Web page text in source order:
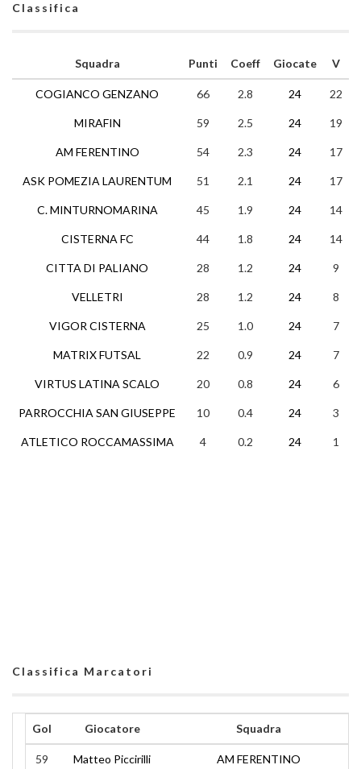
Classifica
Squadra
COGIANCO GENZANO
MIRAFIN
AM FERENTINO
ASK POMEZIA LAURENTUM
C. MINTURNOMARINA
CISTERNA FC
CITTA DI PALIANO
VELLETRI
VIGOR CISTERNA
MATRIX FUTSAL
VIRTUS LATINA SCALO
PARROCCHIA SAN GIUSEPPE
ATLETICO ROCCAMASSIMA
Punti Coeff Giocate V
66 2.8 24 22
59 2.5 24 19
54 2.3 24 17
51 2.1 24 17
45 1.9 24 14
44 1.8 24 14
28 1.2 24 9
28 1.2 24 8
25 1.0 24 7
22 0.9 24 7
20 0.8 24 6
10 0.4 24 3
4 0.2 24 1
Classifica Marcatori
Gol Giocatore Squadra
59 Matteo Piccirilli AM FERENTINO